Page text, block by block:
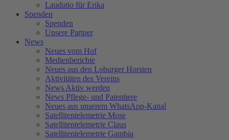
Laudatio für Erika
Spenden
Spenden
Unsere Partner
News
Neues vom Hof
Medienberichte
Neues aus den Loburger Horsten
Aktivitäten des Vereins
News Aktiv werden
News Pflege- und Patentiere
Neues aus unserem WhatsApp-Kanal
Satellitentelemetrie Mose
Satellitentelemetrie Claus
Satellitentelemetrie Gambia